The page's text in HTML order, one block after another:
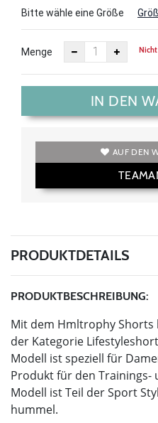
Bitte wähle eine Größe
Menge Nicht
IN DEN
AUF DEN
PRODUKTDETAILS
PRODUKTBESCHREIBUNG:
Mit dem Hmltrophy
der Kategorie
Modell ist speziell für
Produkt für den Trainings-
Modell ist Teil der Sport
hummel.